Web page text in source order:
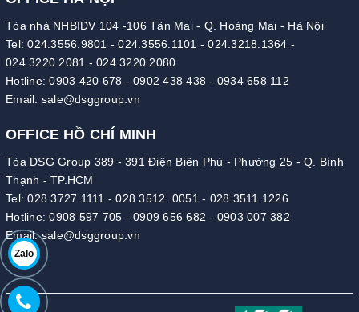
Zalo
Tòa nhà NHBIDV 104 -106 Tân Mai - Q. Hoàng Mai - Hà Nội
Tel:024.3556.9801 -024.3556.1101 -024.3218.1364 -
024.3220.2081 - 024.3220.2080
Hotline:0903 420 678 - 0902 438 438 - 0934 658 112
Email: sale@dsggroup.vn
OFFICE HỒ CHÍ MINH
Tòa DSG Group 389 - 391 Điện Biên Phủ - Phường 25 - Q. Bình
Thạnh - TP.HCM
Tel:028.3727.1111 -028.3512 .0051 - 028.3511.1226
Hotline:0908 597 705 - 0909 656 682 - 0903 007 382
Email:sale@dsggroup.vn